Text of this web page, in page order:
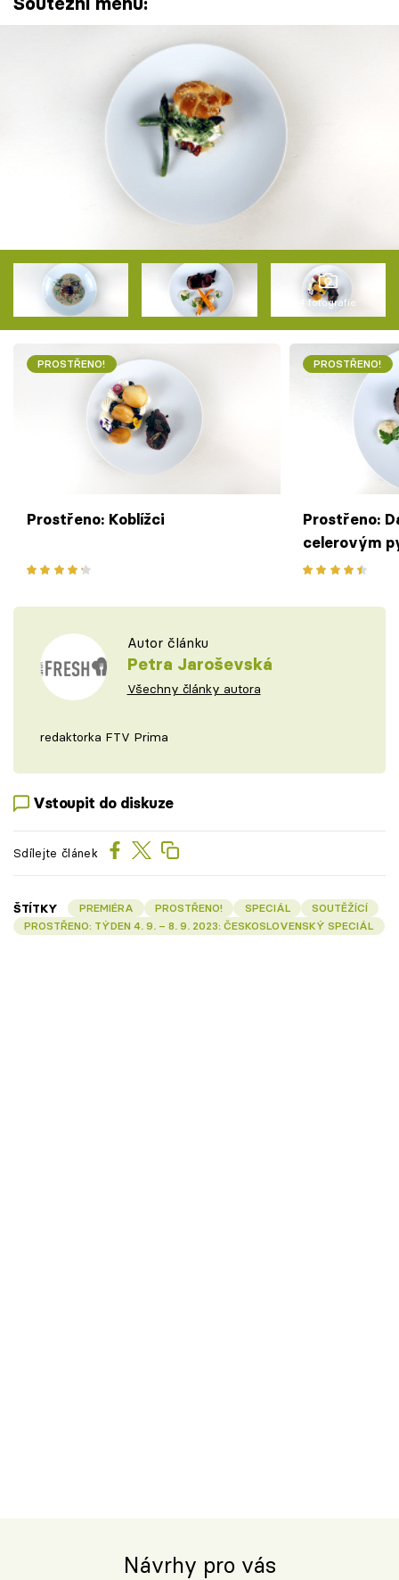
4 fotografie
PROSTŘENO!
Prostřeno: Koblížci
PROSTŘENO!
Prostřeno:
celerovým
Autor článku
Petra Jaroševská
Všechny články autora
redaktorka FTV Prima
Vstoupit do diskuze
Sdílejte článek
ŠTÍTKY PREMIÉRA PROSTŘENO! SPECIÁL
SOUTĚŽÍCÍ
PROSTŘENO: TÝDEN 4. 9. – 8. 9. 2023: ČESKOSLOVENSKÝ SPECIÁL
Návrhy pro vás